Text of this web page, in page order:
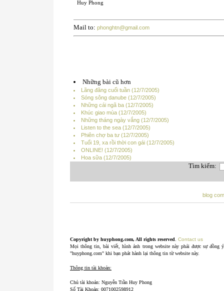
Huy Phong
Mail to: phonghtn@gmail.com
Những bài cũ hơn
Lãng đãng cuối tuần (12/7/2005)
Sóng sông danube (12/7/2005)
Những cái ngã ba (12/7/2005)
Khúc giao mùa (12/7/2005)
Những tháng ngày vắng (12/7/2005)
Listen to the sea (12/7/2005)
Phiên chợ ba tư (12/7/2005)
Tuổi 19, xa rồi thời con gái (12/7/2005)
ONLINE! (12/7/2005)
Hoa sữa (12/7/2005)
Tìm kiếm:
blog
Copyright by huyphong.com, All rights reserved. Contact us
Mọi thông tin, bài viết, hình ảnh trong website này phải được sự đồng
"huyphong.com" khi bạn phát hành lại thông tin từ website này.
Thông tin tài khoản:
Chủ tài khoản: Nguyễn Trần Huy Phong
Số Tài Khoản: 0071002598912